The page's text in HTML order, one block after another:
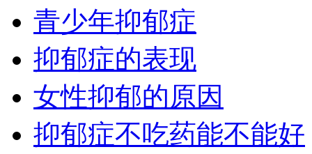
青少年抑郁症
抑郁症的表现
女性抑郁的原因
抑郁症不吃药能不能好